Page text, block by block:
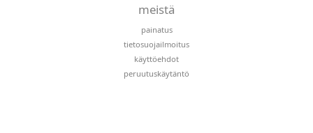
meistä
painatus
tietosuojailmoitus
käyttöehdot
peruutuskäytäntö